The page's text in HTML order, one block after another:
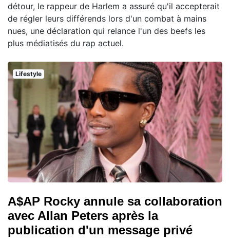
détour, le rappeur de Harlem a assuré qu'il accepterait
de régler leurs différends lors d'un combat à mains
nues, une déclaration qui relance l'un des beefs les
plus médiatisés du rap actuel.
Lifestyle
A$AP Rocky annule sa collaboration
avec Allan Peters après la
publication d'un message privé